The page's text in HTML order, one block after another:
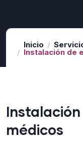
Inicio
Instalación de
médicos